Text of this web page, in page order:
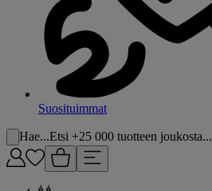
Suosituimmat
Hae...Etsi +25 000 tuotteen joukosta...